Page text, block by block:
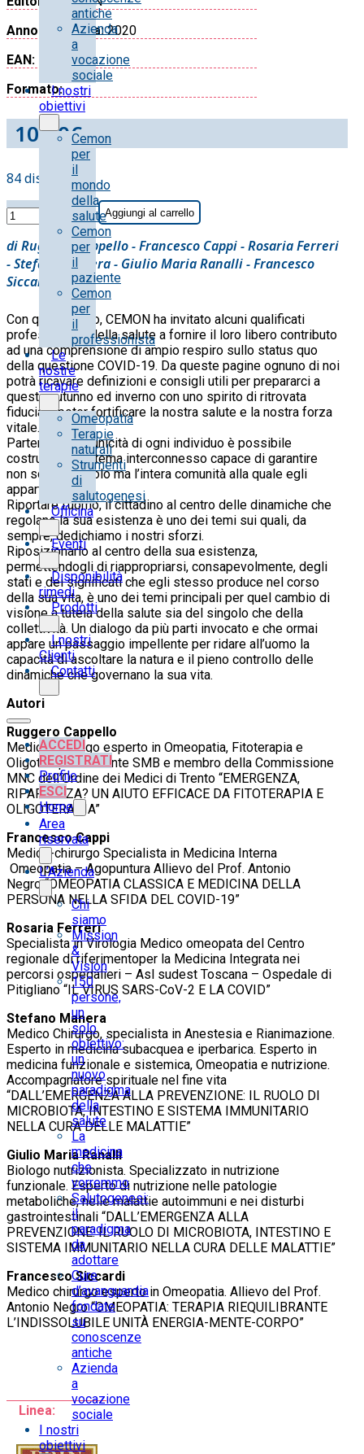
antiche
Azienda
a
vocazione
sociale
I nostri
obiettivi
Cemon
per
il
mondo
della
salute
Cemon
per
il
paziente
Cemon
per
il
professionista
Le
nostre
terapie
Omeopatia
Terapie
naturali
Strumenti
di
salutogenesi
Officina
Eventi
Disponibilità
rimedi
Prodotti
I nostri
Clienti
Contatti
ACCEDI
REGISTRATI
Profilo
ESCI
Home
Area
riservata
L’Azienda
Chi
siamo
Mission
&
Vision
150
persone,
un
solo
obiettivo:
un
nuovo
paradigma
della
salute
La
medicina
che
vorremmo
Salutogenesi:
il
paradigma
da
adottare
Cure
d’avanguardia
fondate
su
conoscenze
antiche
Azienda
a
vocazione
sociale
I nostri
obiettivi
Anno di stampa:2020
EAN:
Formato:
10.00€
84 disponibili
AA.AA.
-
COVID-
19
La
dell'immunitÓindividuale
quantità
Aggiungi al carrello
di Ruggero Cappello - Francesco Cappi - Rosaria Ferreri
- Stefano Manera - Giulio Maria Ranalli - Francesco
Siccardi
Con questo libro, CEMON ha invitato alcuni qualificati
professionisti della salute a fornire il loro libero contributo
ad una comprensione di ampio respiro sullo status quo
della questione COVID-19. Da queste pagine ognuno di noi
potrà ricavare definizioni e consigli utili per prepararci a
questo autunno ed inverno con uno spirito di ritrovata
fiducia e poter fortificare la nostra salute e la nostra forza
vitale.
Partendo dalla unicità di ogni individuo è possibile
costruire un sistema interconnesso capace di garantire
non solo il singolo ma l’intera comunità alla quale egli
appartiene.
Riportare l’uomo, il cittadino al centro delle dinamiche che
regolano la sua esistenza è uno dei temi sui quali, da
sempre, dedichiamo i nostri sforzi.
Riposizionarlo al centro della sua esistenza,
permettendogli di riappropriarsi, consapevolmente, degli
stati e dei significati che egli stesso produce nel corso
della sua vita, è uno dei temi principali per quel cambio di
visione a tutela della salute sia del singolo che della
collettività. Un dialogo da più parti invocato e che ormai
appare un passaggio impellente per ridare all’uomo la
capacità di ascoltare la natura e il pieno controllo delle
dinamiche che governano la sua vita.
Autori
Ruggero Cappello
Medico Chirurgo esperto in Omeopatia, Fitoterapia e
Oligoterapia. Docente SMB e membro della Commissione
MNC dell’Ordine dei Medici di Trento “EMERGENZA,
RIPARTENZA? UN AIUTO EFFICACE DA FITOTERAPIA E
OLIGOTERAPIA”
Francesco Cappi
Medico-chirurgo Specialista in Medicina Interna
Omeopatia – Agopuntura Allievo del Prof. Antonio
Negro “OMEOPATIA CLASSICA E MEDICINA DELLA
PERSONA NELLA SFIDA DEL COVID-19”
Rosaria Ferreri
Specialista in Virologia Medico omeopata del Centro
regionale di riferimentoper la Medicina Integrata nei
percorsi ospedalieri – Asl sudest Toscana – Ospedale di
Pitigliano “IL VIRUS SARS-CoV-2 E LA COVID”
Stefano Manera
Medico Chirurgo, specialista in Anestesia e Rianimazione.
Esperto in medicina subacquea e iperbarica. Esperto in
medicina funzionale e sistemica, Omeopatia e nutrizione.
Accompagnatore spirituale nel fine vita
“DALL’EMERGENZA ALLA PREVENZIONE: IL RUOLO DI
MICROBIOTA, INTESTINO E SISTEMA IMMUNITARIO
NELLA CURA DELLE MALATTIE”
Giulio Maria Ranalli
Biologo nutrizionista. Specializzato in nutrizione
funzionale. Esperto di nutrizione nelle patologie
metaboliche, nelle malattie autoimmuni e nei disturbi
gastrointestinali “DALL’EMERGENZA ALLA
PREVENZIONE: IL RUOLO DI MICROBIOTA, INTESTINO E
SISTEMA IMMUNITARIO NELLA CURA DELLE MALATTIE”
Francesco Siccardi
Medico chirurgo esperto in Omeopatia. Allievo del Prof.
Antonio Negro “OMEOPATIA: TERAPIA RIEQUILIBRANTE
L’INDISSOLUBILE UNITÀ ENERGIA-MENTE-CORPO”
Linea: